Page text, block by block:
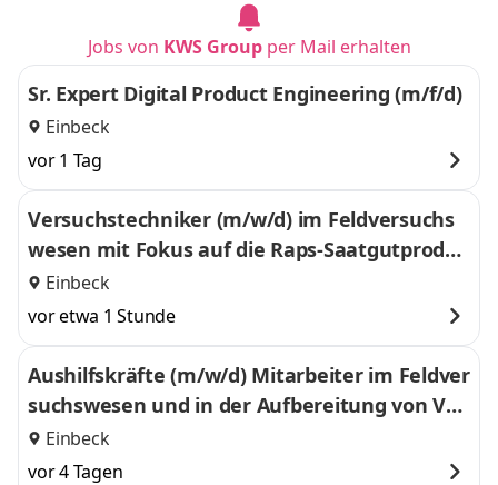
Jobs von KWS Groupper Mail erhalten
Sr. Expert Digital Product Engineering (m/f/d)
Einbeck
vor 1 Tag
Versuchstechniker (m/w/d) im Feldversuchs
wesen mit Fokus auf die Raps-Saatgutproduk
tionEinbeck
vor etwa 1 Stunde
Aushilfskräfte (m/w/d) Mitarbeiter im Feldver
suchswesen und in der Aufbereitung von Ver
suchssaatgut
Einbeck
vor 4 Tagen